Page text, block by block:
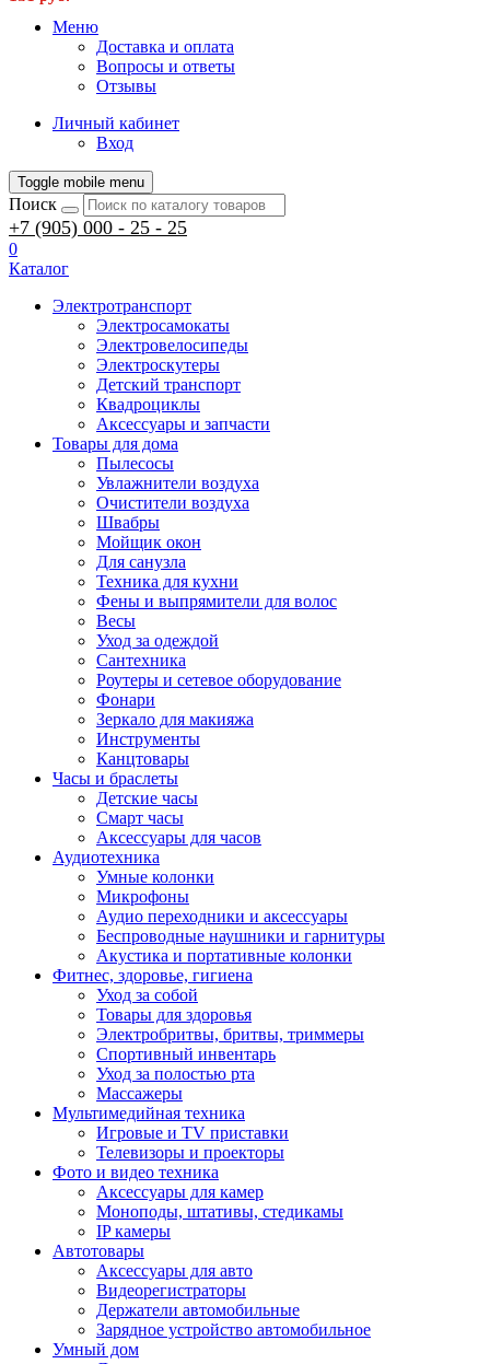
Меню
Доставка и оплата
Вопросы и ответы
Отзывы
Личный кабинет
Вход
Toggle mobile menu
Поиск
+7 (905) 000 - 25 - 25
0
Каталог
Электротранспорт
Электросамокаты
Электровелосипеды
Электроскутеры
Детский транспорт
Квадроциклы
Аксессуары и запчасти
Товары для дома
Пылесосы
Увлажнители воздуха
Очистители воздуха
Швабры
Мойщик окон
Для санузла
Техника для кухни
Фены и выпрямители для волос
Весы
Уход за одеждой
Сантехника
Роутеры и сетевое оборудование
Фонари
Зеркало для макияжа
Инструменты
Канцтовары
Часы и браслеты
Детские часы
Смарт часы
Аксессуары для часов
Аудиотехника
Умные колонки
Микрофоны
Аудио переходники и аксессуары
Беспроводные наушники и гарнитуры
Акустика и портативные колонки
Фитнес, здоровье, гигиена
Уход за собой
Товары для здоровья
Электробритвы, бритвы, триммеры
Спортивный инвентарь
Уход за полостью рта
Массажеры
Мультимедийная техника
Игровые и TV приставки
Телевизоры и проекторы
Фото и видео техника
Аксессуары для камер
Моноподы, штативы, стедикамы
IP камеры
Автотовары
Аксессуары для авто
Видеорегистраторы
Держатели автомобильные
Зарядное устройство автомобильное
Умный дом